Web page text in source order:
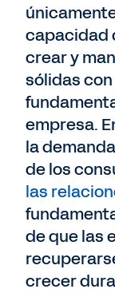
capacidad
crear y
sólidas
empresa.
la
de los
las
de que las
crecer